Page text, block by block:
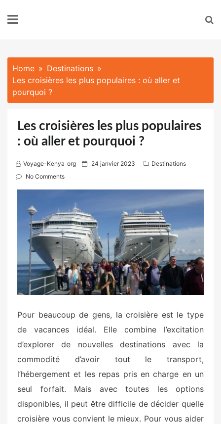
Home
Destinations
Les croisières les plus populaires : où aller et
pourquoi ?
Les croisières les plus populaires
: où aller et pourquoi ?
Voyage-Kenya_org
P
d
o
n
24 janvier 2023
Destinations
No Comments
Pour beaucoup de gens, la croisière est le type
de vacances idéal. Elle combine l’excitation
d’explorer de nouvelles destinations avec la
commodité d’avoir tout le transport,
l’hébergement et les repas pris en charge en un
seul forfait. Mais avec toutes les options
disponibles, il peut être difficile de décider quelle
croisière vous convient le mieux. Pour vous aider